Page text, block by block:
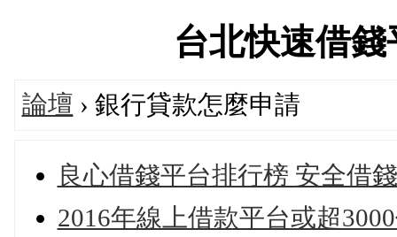
台北快速借
論壇 › 銀行貸款怎麼申請
良心借錢平台排行榜 安全借
2016年線上借款平台或超